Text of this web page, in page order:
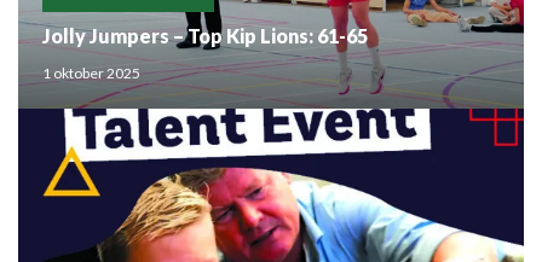
Jolly Jumpers – Top Kip Lions: 61-65
1 oktober 2025